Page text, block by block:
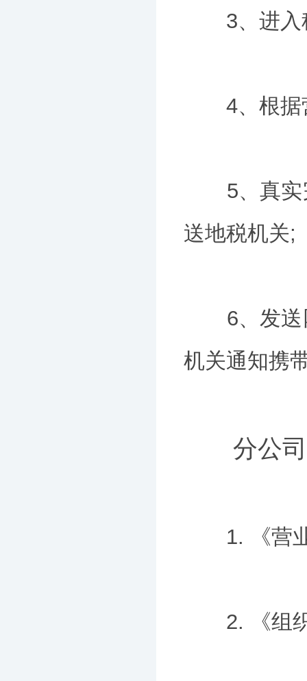
3、进入
4、根据
5、真实完
送地税机关;
6、发送网
机关通知携
分公司
1. 《营业
2. 《组织